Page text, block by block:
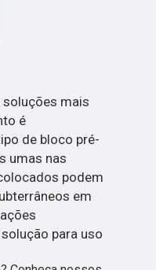
soluções mais
é
de bloco pré-
umas nas
podem
em
para uso